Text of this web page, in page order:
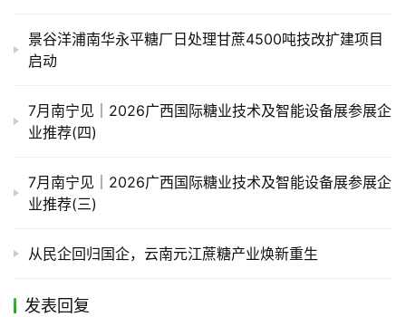
景谷洋浦南华永平糖厂日处理甘蔗4500吨技改扩建项目
启动
7月南宁见｜2026广西国际糖业技术及智能设备展参展企
业推荐(四)
7月南宁见｜2026广西国际糖业技术及智能设备展参展企
业推荐(三)
从民企回归国企，云南元江蔗糖产业焕新重生
发表回复